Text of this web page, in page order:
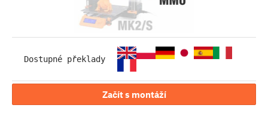
Dostupné překlady
Začít s montáží